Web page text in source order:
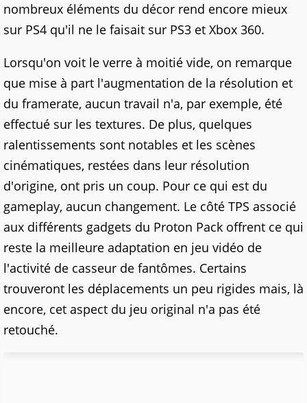
nombreux éléments du décor rend encore mieux
sur PS4 qu'il ne le faisait sur PS3 et Xbox 360.
Lorsqu'on voit le verre à moitié vide, on remarque
que mise à part l'augmentation de la résolution et
du framerate, aucun travail n'a, par exemple, été
effectué sur les textures. De plus, quelques
ralentissements sont notables et les scènes
cinématiques, restées dans leur résolution
d'origine, ont pris un coup. Pour ce qui est du
gameplay, aucun changement. Le côté TPS associé
aux différents gadgets du Proton Pack offrent ce qui
reste la meilleure adaptation en jeu vidéo de
l'activité de casseur de fantômes. Certains
trouveront les déplacements un peu rigides mais, là
encore, cet aspect du jeu original n'a pas été
retouché.